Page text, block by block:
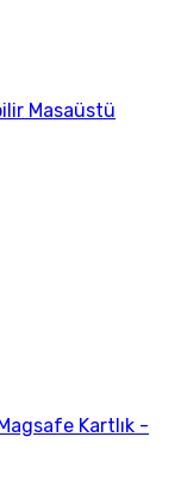
Masaüstü
Kartlık -